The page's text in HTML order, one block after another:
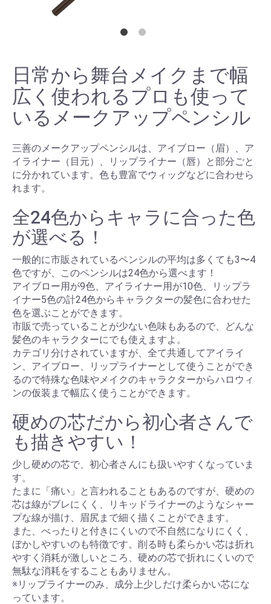
日常から舞台メイクまで幅
広く使われるプロも使って
いるメークアップペンシル
三善のメークアップペンシルは、アイブロー（眉）、ア
イライナー（目元）、リップライナー（唇）と部分ごと
に分かれています。色も豊富でウィッグなどに合わせら
れます。
全24色からキャラに合った色
が選べる！
一般的に市販されているペンシルの平均は多くても3〜4
色ですが、このペンシルは24色から選べます！
アイブロー用が9色、アイライナー用が10色、リップラ
イナー5色の計24色からキャラクターの髪色に合わせた
色を選ぶことができます。
市販で売っていることが少ない色味もあるので、どんな
髪色のキャラクターにでも使えますよ。
カテゴリ分けされていますが、全て共通してアイライ
ン、アイブロー、リップライナーとして使うことができ
るので特殊な色味やメイクのキャラクターからハロウィ
ンの仮装まで幅広く使うことができます。
硬めの芯だから初心者さんで
も描きやすい！
少し硬めの芯で、初心者さんにも扱いやすくなっていま
す。
たまに「痛い」と言われることもあるのですが、硬めの
芯は線がブレにくく、リキッドライナーのようなシャー
プな線が描け、眉尻まで細く描くことができます。
また、べったりと付きにくいので不自然になりにくく、
ぼかしやすいのも特徴です。削る時も柔らかい芯は折れ
やすく消耗が激しいところ、硬めの芯で折れにくいので
無駄な消耗をすることもありません。
※リップライナーのみ、成分上少しだけ柔らかい芯にな
っています。